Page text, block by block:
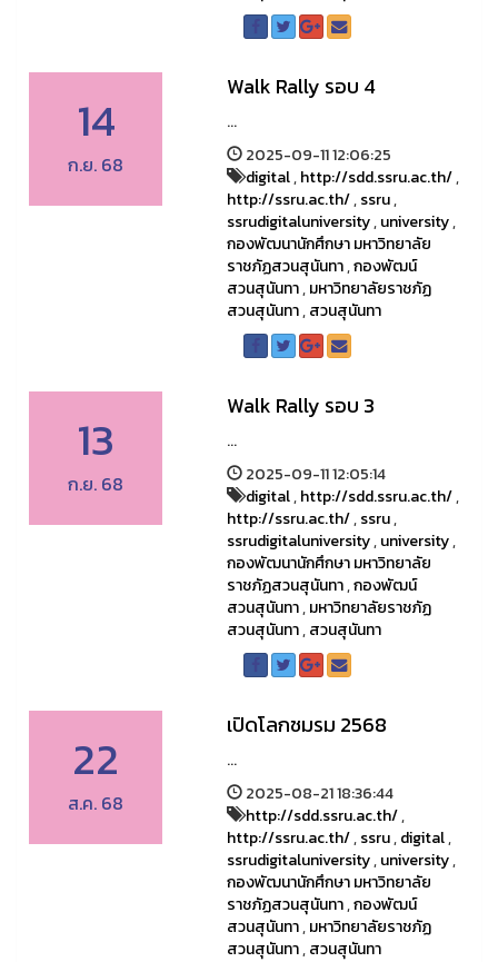
14
ก.ย. 68
Walk Rally รอบ 4
...
2025-09-11 12:06:25
digital,http://sdd.ssru.ac.th/,
http://ssru.ac.th/,ssru,
ssrudigitaluniversity,university,
กองพัฒนานักศึกษา มหาวิทยาลัย
ราชภัฏสวนสุนันทา,กองพัฒน์
สวนสุนันทา,มหาวิทยาลัยราชภัฏ
สวนสุนันทา,สวนสุนันทา
13
ก.ย. 68
Walk Rally รอบ 3
...
2025-09-11 12:05:14
digital,http://sdd.ssru.ac.th/,
http://ssru.ac.th/,ssru,
ssrudigitaluniversity,university,
กองพัฒนานักศึกษา มหาวิทยาลัย
ราชภัฏสวนสุนันทา,กองพัฒน์
สวนสุนันทา,มหาวิทยาลัยราชภัฏ
สวนสุนันทา,สวนสุนันทา
22
ส.ค. 68
เปิดโลกชมรม 2568
...
2025-08-21 18:36:44
http://sdd.ssru.ac.th/,
http://ssru.ac.th/,ssru,digital,
ssrudigitaluniversity,university,
กองพัฒนานักศึกษา มหาวิทยาลัย
ราชภัฏสวนสุนันทา,กองพัฒน์
สวนสุนันทา,มหาวิทยาลัยราชภัฏ
สวนสุนันทา,สวนสุนันทา